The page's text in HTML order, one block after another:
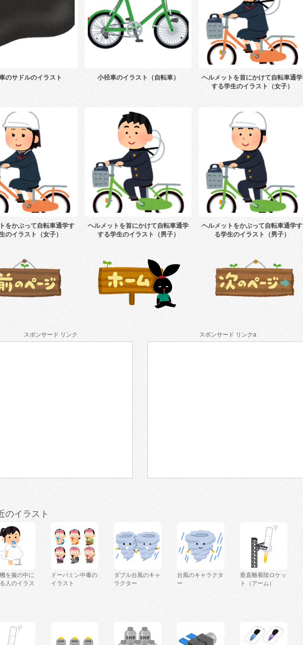
のサドルのイラスト 小径車のイラスト（自転車）
ヘルメットを首にかけて自転車通学
する学生のイラスト（女子）
をかぶって自転車通学す
のイラスト（女子）
ヘルメットを首にかけて自転車通学
する学生のイラスト（男子）
ヘルメットをかぶって自転車通学す
る学生のイラスト（男子）
スポンサード リンク スポンサード リンクa
のイラスト
を服の中に
人のイラス
ドーパミン中毒の
イラスト
ダブル台風のキャ
ラクター
台風のキャラクタ
ー
垂直離着陸ロケッ
ト（アーム）